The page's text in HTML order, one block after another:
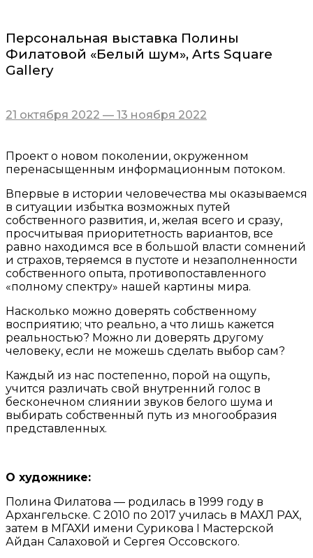
Персональная выставка Полины
Филатовой «Белый шум», Arts Square
Gallery
21 октября 2022 — 13 ноября 2022
Проект о новом поколении, окруженном
перенасыщенным информационным потоком.
Впервые в истории человечества мы оказываемся
в ситуации избытка возможных путей
собственного развития, и, желая всего и сразу,
просчитывая приоритетность вариантов, все
равно находимся все в большой власти сомнений
и страхов, теряемся в пустоте и незаполненности
собственного опыта, противопоставленного
«полному спектру» нашей картины мира.
Насколько можно доверять собственному
восприятию; что реально, а что лишь кажется
реальностью? Можно ли доверять другому
человеку, если не можешь сделать выбор сам?
Каждый из нас постепенно, порой на ощупь,
учится различать свой внутренний голос в
бесконечном слиянии звуков белого шума и
выбирать собственный путь из многообразия
представленных.
О художнике:
Полина Филатова — родилась в 1999 году в
Архангельске. С 2010 по 2017 училась в МАХЛ РАХ,
затем в МГАХИ имени Сурикова I Мастерской
Айдан Салаховой и Сергея Оссовского.